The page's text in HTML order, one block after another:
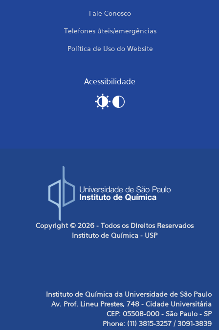
Fale Conosco
Telefones úteis/emergências
Política de Uso do Website
Acessibilidade
Copyright © 2026 - Todos os Direitos Reservados
Instituto de Química - USP
Instituto de Química da Universidade de São Paulo
Av. Prof. Lineu Prestes, 748 - Cidade Universitária
CEP: 05508-000 - São Paulo - SP
Phone: (11) 3815-3257 / 3091-3839